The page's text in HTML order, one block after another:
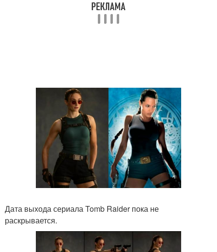
Дата выхода сериала Tomb Raider пока не
раскрывается.